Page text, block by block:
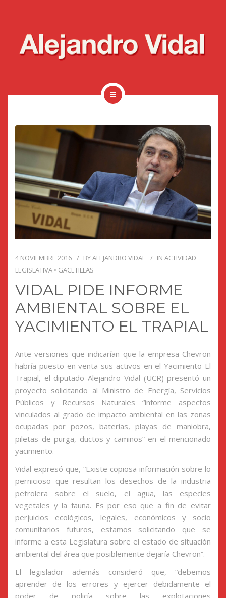
4 NOVIEMBRE 2016 BYALEJANDRO VIDAL IN ACTIVIDAD
LEGISLATIVA • GACETILLAS
VIDAL PIDE INFORME
AMBIENTAL SOBRE EL
YACIMIENTO EL TRAPIAL
Ante versiones que indicarían que la empresa Chevron
habría puesto en venta sus activos en el Yacimiento El
Trapial, el diputado Alejandro Vidal (UCR) presentó un
proyecto solicitando al Ministro de Energía, Servicios
Públicos y Recursos Naturales “informe aspectos
vinculados al grado de impacto ambiental en las zonas
ocupadas por pozos, baterías, playas de maniobra,
piletas de purga, ductos y caminos” en el mencionado
yacimiento.
Vidal expresó que, “Existe copiosa información sobre lo
pernicioso que resultan los desechos de la industria
petrolera sobre el suelo, el agua, las especies
vegetales y la fauna. Es por eso que a fin de evitar
perjuicios ecológicos, legales, económicos y socio
comunitarios futuros, estamos solicitando que se
informe a esta Legislatura sobre el estado de situación
ambiental del área que posiblemente dejaría Chevron”.
El legislador además consideró que, “debemos
aprender de los errores y ejercer debidamente el
poder de policía sobre las explotaciones